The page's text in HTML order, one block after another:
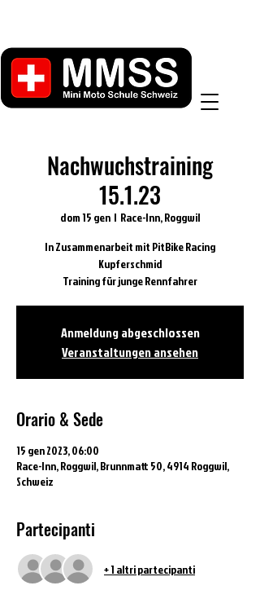
Nachwuchstraining
15.1.23
dom 15 gen
  |
Race-Inn, Roggwil
In Zusammenarbeit mit PitBike Racing
Kupferschmid
Training für junge Rennfahrer
Anmeldung abgeschlossen
Veranstaltungen ansehen
Orario & Sede
15 gen 2023, 06:00
Race-Inn, Roggwil, Brunnmatt 50, 4914 Roggwil,
Schweiz
Partecipanti
+ 1 altri partecipanti